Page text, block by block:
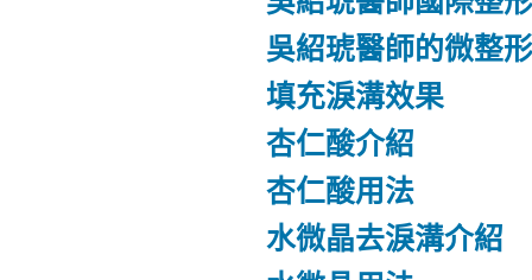
吳紹琥醫師的微整
填充淚溝效果
杏仁酸介紹
杏仁酸用法
水微晶去淚溝介紹